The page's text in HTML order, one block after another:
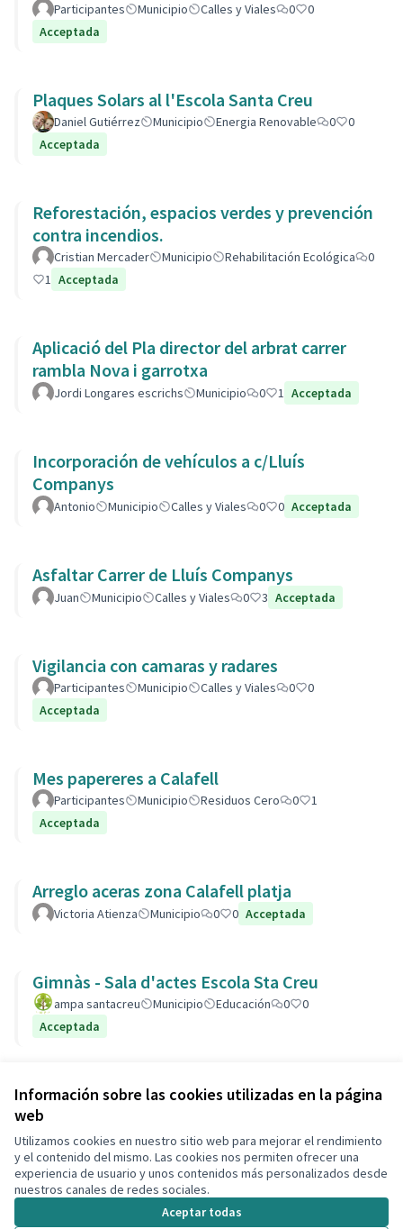
Información sobre las cookies utilizadas en la página
web
Utilizamos cookies en nuestro sitio web para mejorar el rendimiento
y el contenido del mismo. Las cookies nos permiten ofrecer una
experiencia de usuario y unos contenidos más personalizados desde
nuestros canales de redes sociales.
Aceptar todas
Participantes Municipio Calles y Viales 0
0
Acceptada
Plaques Solars al l'Escola Santa Creu
Daniel Gutiérrez Municipio Energia Renovable 0
0
Acceptada
Reforestación, espacios verdes y prevención
contra incendios.
Cristian Mercader Municipio Rehabilitación Ecológica
0
1 Acceptada
Aplicació del Pla director del arbrat carrer
rambla Nova i garrotxa
Jordi Longares escrichs Municipio 0 1 Acceptada
Incorporación de vehículos a c/Lluís
Companys
Antonio Municipio Calles y Viales 0 0 Acceptada
Asfaltar Carrer de Lluís Companys
Juan Municipio Calles y Viales 0 3 Acceptada
Vigilancia con camaras y radares
Participantes Municipio Calles y Viales 0
0
Acceptada
Mes papereres a Calafell
Participantes Municipio Residuos Cero 0
1
Acceptada
Arreglo aceras zona Calafell platja
Victoria Atienza Municipio 0 0 Acceptada
Gimnàs - Sala d'actes Escola Sta Creu
ampa santacreu Municipio Educación 0
0
Acceptada
Ver todas las propuestas retiradas
Términos y condiciones de uso
Configuración de cookies
Decidim Calafell en X
(Enlace externo)
Decidim Calafell en Facebook
Decidim Calafell en YouTube
Decidim Calafell en GitHub
(Enlace externo)